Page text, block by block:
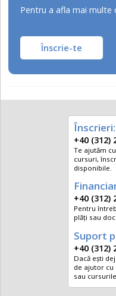
Pentru a afla mai multe
Înscrie-te
Înscrieri:
+40 (312)
Te ajutăm
cursuri,
disponibile.
+40 (312)
Pentru
plăți sau
Suport
+40 (312)
Dacă ești
de ajutor
sau